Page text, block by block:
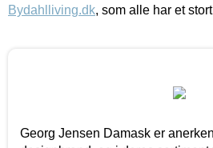
Bydahlliving.dk, som alle har et
Georg Jensen Damask er